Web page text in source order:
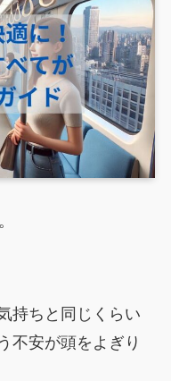
持ちと同じくらい
不安が頭をよぎり